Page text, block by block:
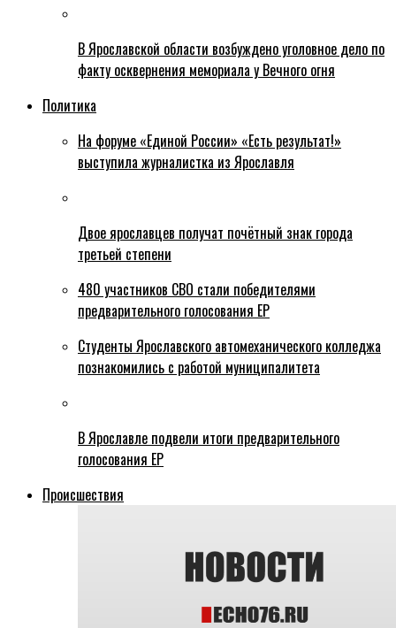
В Ярославской области возбуждено уголовное дело по
факту осквернения мемориала у Вечного огня
Политика
На форуме «Единой России» «Есть результат!»
выступила журналистка из Ярославля
Двое ярославцев получат почётный знак города
третьей степени
480 участников СВО стали победителями
предварительного голосования ЕР
Студенты Ярославского автомеханического колледжа
познакомились с работой муниципалитета
В Ярославле подвели итоги предварительного
голосования ЕР
Происшествия